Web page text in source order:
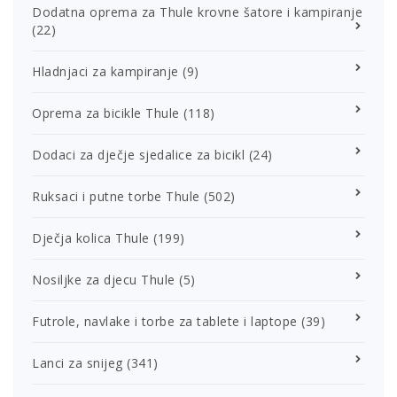
Dodatna oprema za Thule krovne šatore i kampiranje
(22)
Hladnjaci za kampiranje (9)
Oprema za bicikle Thule (118)
Dodaci za dječje sjedalice za bicikl (24)
Ruksaci i putne torbe Thule (502)
Dječja kolica Thule (199)
Nosiljke za djecu Thule (5)
Futrole, navlake i torbe za tablete i laptope (39)
Lanci za snijeg (341)